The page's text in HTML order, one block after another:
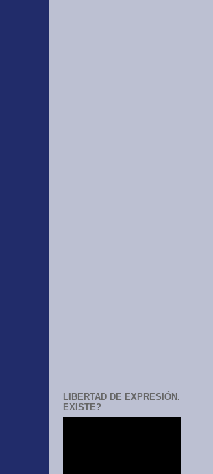
LIBERTAD DE EXPRESIÓN.
EXISTE?